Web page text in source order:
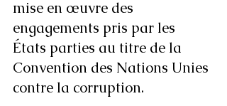
mise en œuvre des
engagements pris par les
États parties au titre de la
Convention des Nations Unies
contre la corruption.